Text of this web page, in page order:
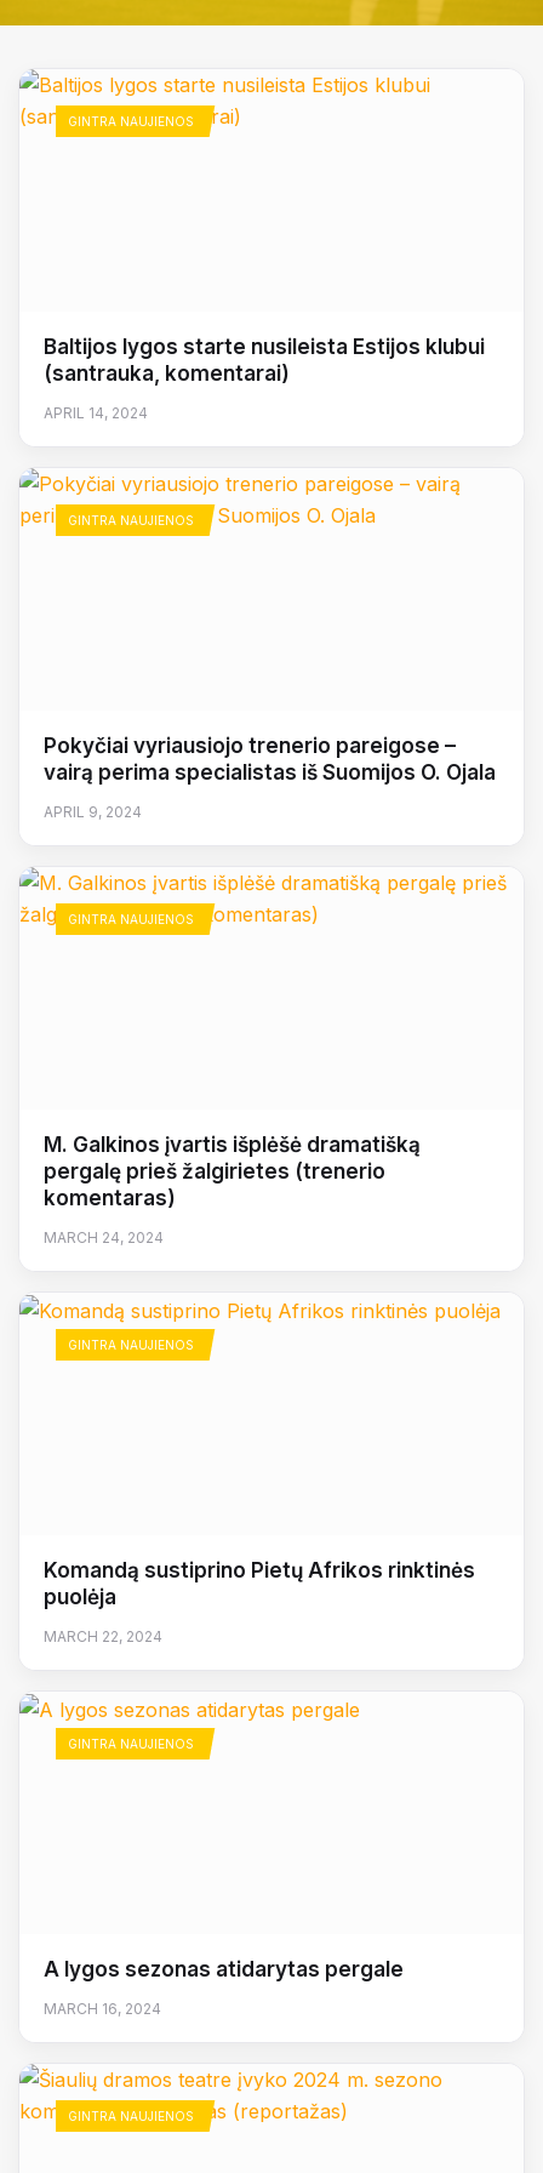
GINTRA NAUJIENOS
Baltijos lygos starte nusileista Estijos klubui
(santrauka, komentarai)
APRIL 14, 2024
GINTRA NAUJIENOS
Pokyčiai vyriausiojo trenerio pareigose –
vairą perima specialistas iš Suomijos O. Ojala
APRIL 9, 2024
GINTRA NAUJIENOS
M. Galkinos įvartis išplėšė dramatišką
pergalę prieš žalgirietes (trenerio
komentaras)
MARCH 24, 2024
GINTRA NAUJIENOS
Komandą sustiprino Pietų Afrikos rinktinės
puolėja
MARCH 22, 2024
GINTRA NAUJIENOS
A lygos sezonas atidarytas pergale
MARCH 16, 2024
GINTRA NAUJIENOS